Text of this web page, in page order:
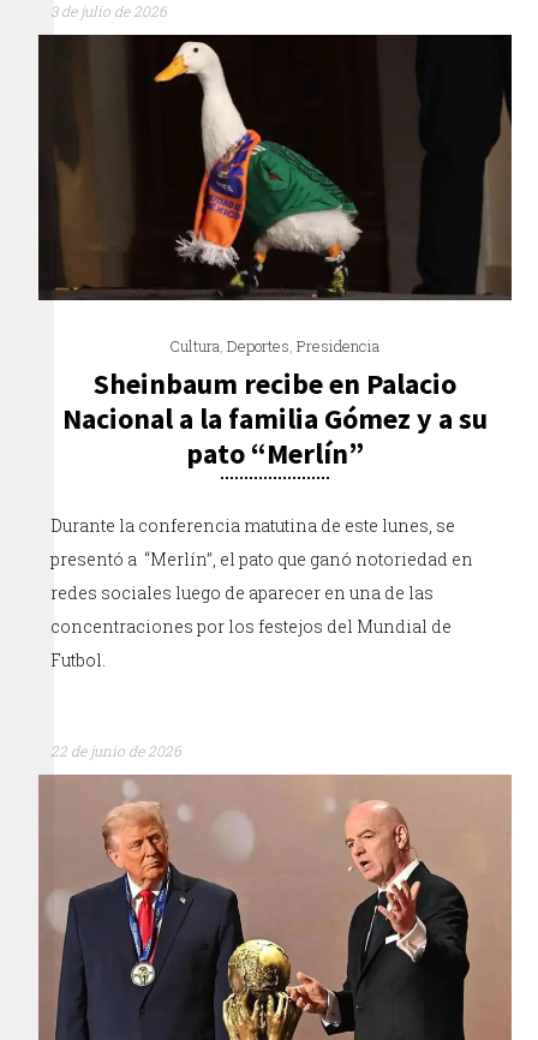
3 de julio de 2026
Cultura,Deportes,Presidencia
Sheinbaum recibe en Palacio
Nacional a la familia Gómez y a su
pato “Merlín”
Durante la conferencia matutina de este lunes, se
presentó a “Merlín”, el pato que ganó notoriedad en
redes sociales luego de aparecer en una de las
concentraciones por los festejos del Mundial de
Futbol.
22 de junio de 2026